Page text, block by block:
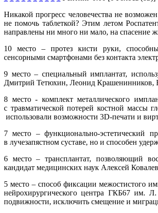
Никакой прогресс человечества не
не помочь таблеткой? Этим летом
направлены ни много ни мало, на спасение
10 место – протез кисти руки,
сенсорными смартфонами без контакта
9 место – специальный имплантат,
Дмитрий Тетюхин, Леонид Крашенинников,
8 место - комплект металлического
с травматической потерей костной массы
использовали возможности 3D-печати и
7 место – функционально-эстетический
в лучезапястном суставе, но и способен
6 место – трансплантат, позволяющий
кандидат медицинских наук Алексей
5 место – способ фиксации межостистого
нейрохирургического центра ГКБ67 им.
подвижности, исключить смещение и